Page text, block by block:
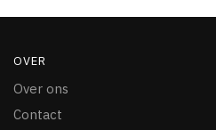
OVER
Over ons
Contact